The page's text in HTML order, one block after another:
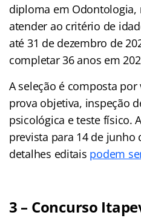
diploma em Odontologia,
atender ao critério de
até 31 de dezembro de
completar 36 anos em
A seleção é composta
prova objetiva, inspeção
psicológica e teste físico.
prevista para 14 de junho
detalhes editais podem
3 – Concurso